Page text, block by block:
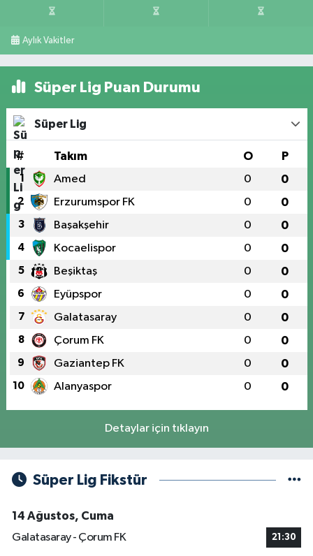
Aylık Vakitler
Süper Lig Puan Durumu
Süper Lig
# Takım O P
1 Amed 0 0
2 Erzurumspor FK 0 0
3 Başakşehir 0 0
4 Kocaelispor 0 0
5 Beşiktaş 0 0
6 Eyüpspor 0 0
7 Galatasaray 0 0
8 Çorum FK 0 0
9 Gaziantep FK 0 0
10 Alanyaspor 0 0
Detaylar için tıklayın
Süper Lig Fikstür
14 Ağustos, Cuma
Galatasaray - Çorum FK
21:30